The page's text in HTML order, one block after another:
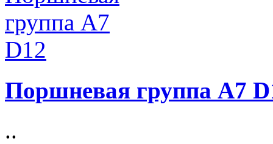
Поршневая группа A7
..